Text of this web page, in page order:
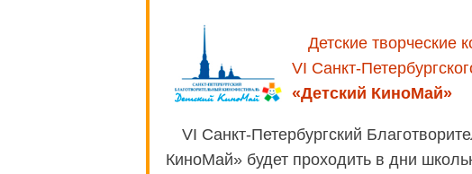
Детские творческие
VI Санкт-
«Детский КиноМай»
VI Санкт-Петербургский
КиноМай» будет проходить в дни